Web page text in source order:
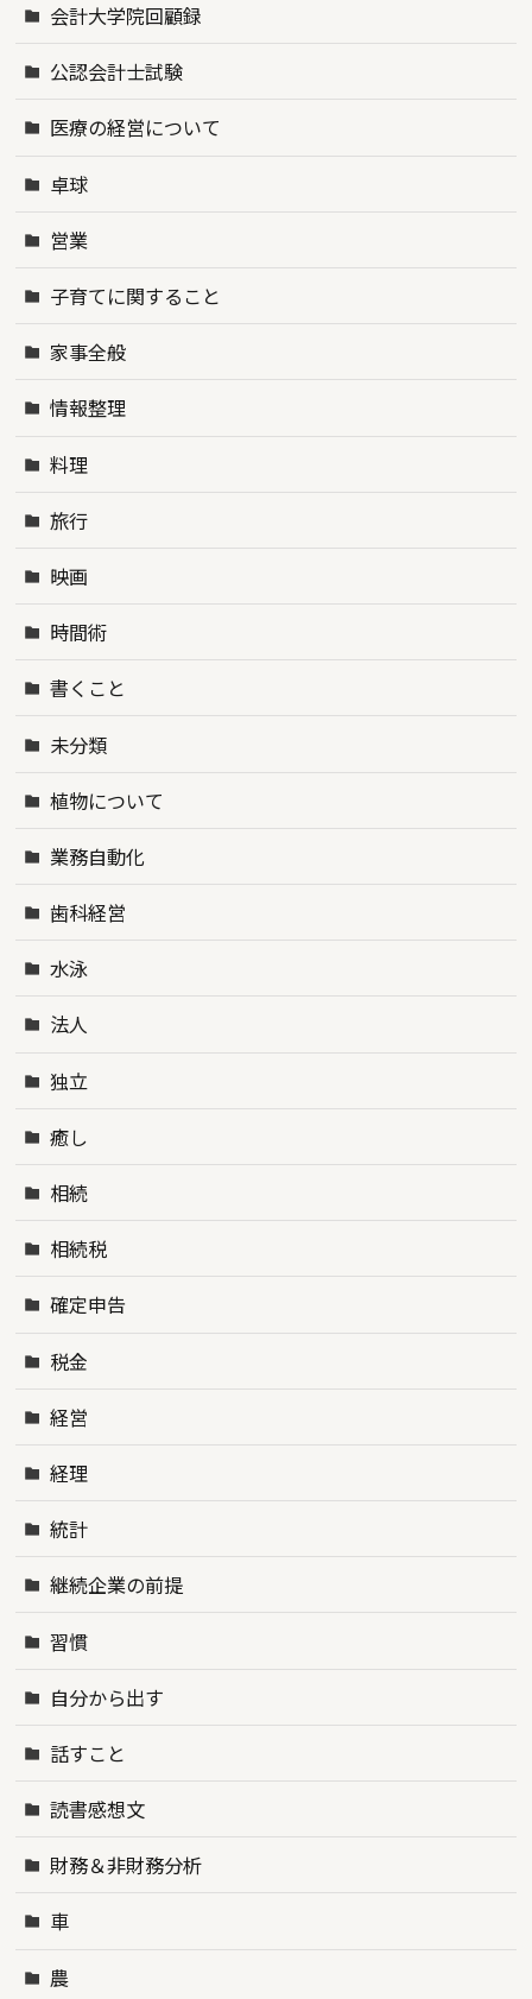
会計大学院回顧録
公認会計士試験
医療の経営について
卓球
営業
子育てに関すること
家事全般
情報整理
料理
旅行
映画
時間術
書くこと
未分類
植物について
業務自動化
歯科経営
水泳
法人
独立
癒し
相続
相続税
確定申告
税金
経営
経理
統計
継続企業の前提
習慣
自分から出す
話すこと
読書感想文
財務＆非財務分析
車
農